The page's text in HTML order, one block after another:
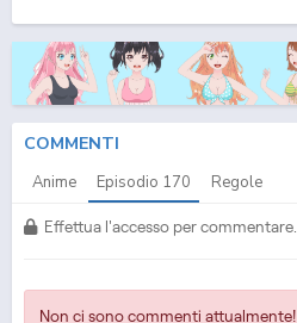
COMMENTI
Anime Episodio 170 Regole
Effettua l'accesso per commentare.
Non ci sono commenti attualmente!